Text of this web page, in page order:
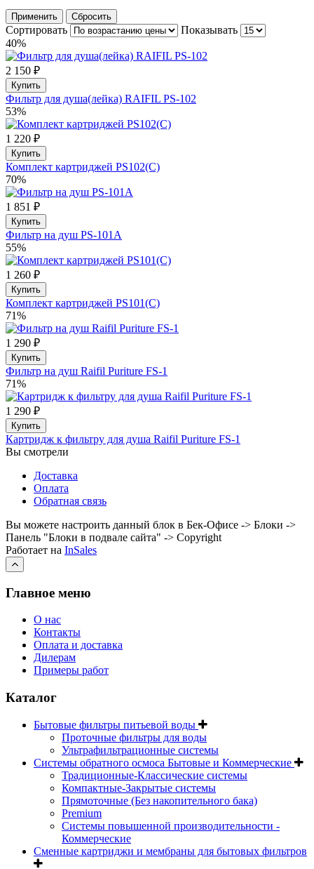
Применить Сбросить
Сортировать
Показывать
40%
2 150 ₽
Купить
Фильтр для душа(лейка) RAIFIL PS-102
53%
1 220 ₽
Купить
Комплект картриджей PS102(С)
70%
1 851 ₽
Купить
Фильтр на душ PS-101A
55%
1 260 ₽
Купить
Комплект картриджей PS101(С)
71%
1 290 ₽
Купить
Фильтр на душ Raifil Puriture FS-1
71%
1 290 ₽
Купить
Картридж к фильтру для душа Raifil Puriture FS-1
Вы смотрели
Доставка
Оплата
Обратная связь
Вы можете настроить данный блок в Бек-Офисе -> Блоки ->
Панель "Блоки в подвале сайта" -> Copyright
Работает на InSales
Главное меню
О нас
Контакты
Оплата и доставка
Дилерам
Примеры работ
Каталог
Бытовые фильтры питьевой воды
Проточные фильтры для воды
Ультрафильтрационные системы
Системы обратного осмоса Бытовые и Коммерческие
Традиционные-Классические системы
Компактные-Закрытые системы
Прямоточные (Без накопительного бака)
Premium
Системы повышенной производительности -
Коммерческие
Сменные картриджи и мембраны для бытовых фильтров